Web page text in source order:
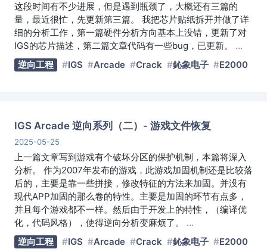
这段时间有不少进展，但是遇到瓶颈了，大概还有三篇的
量，最近很忙，先更新第三篇。 我把芯片贴纸拆开并做了详
细的分析工作，第一篇硬件分析方向基本上没错，更新了对
IGS的芯片描述，第二篇文章代码有一些bug，已更新。 …
逆向工程
IGS Arcade Crack 鈊象电子 E2000
IGS Arcade 逆向系列（二）- 游戏文件恢复
2025-05-25
上一篇文章写到游戏有个破坏分区的保护机制，本篇将深入
分析。 作为2007年发布的游戏，此游戏加固机制还是比较落
后的，主要是靠一些拼接，修改特征的方法来加固。并没有
现代APP加固的那么卷的特性。主要是加固的环节有点多，
并且每个游戏都不一样。然后由于开发上的特性，（编译优
化，代码风格），使得逆向分析变麻烦了。 …
逆向工程
IGS Arcade Crack 鈊象电子 E2000